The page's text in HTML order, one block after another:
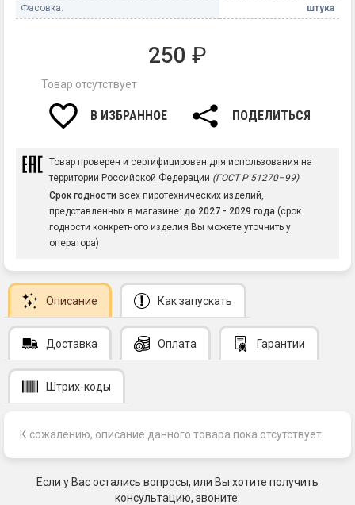
Фасовка:
штука
250 ₽
Товар отсутствует
В ИЗБРАННОЕ ПОДЕЛИТЬСЯ
Товар проверен и сертифицирован для использования на
территории Российской Федерации (ГОСТ Р 51270–99)
Срок годности всех пиротехнических изделий,
представленных в магазине: до 2027 - 2029 года (срок
годности конкретного изделия Вы можете уточнить у
оператора)
Описание Как запускать
Доставка Оплата Гарантии
Штрих-коды
К сожалению, описание данного товара пока отсутствует.
Если у Вас остались вопросы, или Вы хотите получить
консультацию, звоните: